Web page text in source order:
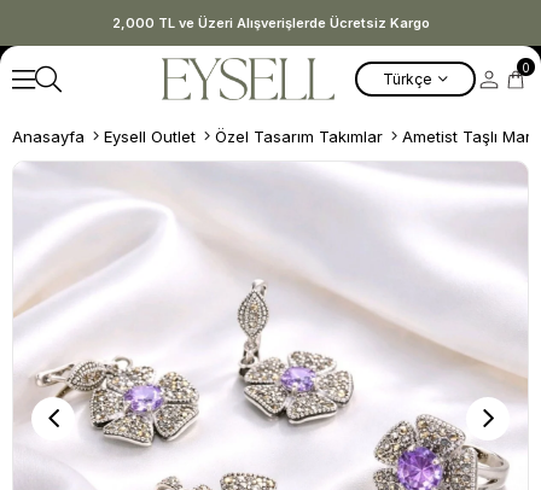
2,000 TL ve Üzeri Alışverişlerde Ücretsiz Kargo
Türkçe
0
Anasayfa Eysell Outlet Özel Tasarım Takımlar Ametist Taşlı